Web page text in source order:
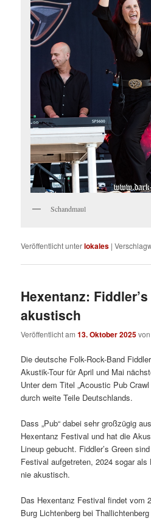
Schandmaul
Veröffentlicht unterlokales |
Hexentanz:
akustisch
Veröffentlicht am13. Oktober 2025
Die deutsche Folk-Rock-Band
Akustik-Tour für April und Mai
Unter dem Titel „Acoustic Pub
durch weite Teile Deutschlands.
Dass „Pub“ dabei sehr großzügig
Hexentanz Festival und hat die
Lineup gebucht. Fiddler’s Green
Festival aufgetreten, 2024 sogar als
nie akustisch.
Das Hexentanz Festival findet vom
Burg Lichtenberg bei